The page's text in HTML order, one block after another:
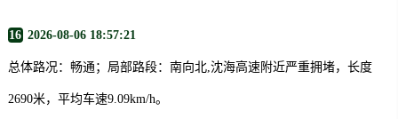
16 2026-08-06 18:57:21
总体路况：畅通；局部路段：南向北,沈海高速附近严重拥堵，长度
2690米，平均车速9.09km/h。